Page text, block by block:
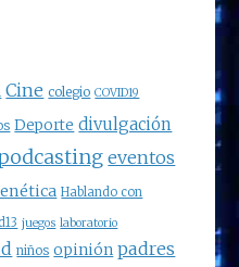
Cine colegio COVID19
Deporte divulgación
eventos
Hablando con
juegos laboratorio
niños opinión padres